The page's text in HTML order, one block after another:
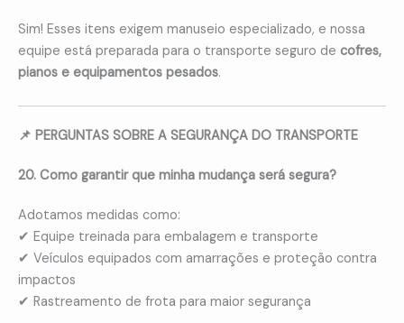
Sim! Esses itens exigem manuseio especializado, e nossa
equipe está preparada para o transporte seguro de cofres,
pianos e equipamentos pesados.
📌 PERGUNTAS SOBRE A SEGURANÇA DO TRANSPORTE
20. Como garantir que minha mudança será segura?
Adotamos medidas como:
✔ Equipe treinada para embalagem e transporte
✔ Veículos equipados com amarrações e proteção contra
impactos
✔ Rastreamento de frota para maior segurança